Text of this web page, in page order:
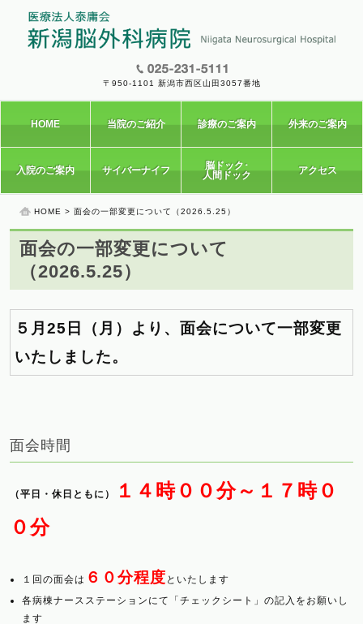
〒950-1101 新潟市西区山田3057番地
HOME 当院のご紹介 診療のご案内 外来のご案内
入院のご案内 サイバーナイフ
脳ドック･
人間ドック
アクセス
HOME > 面会の一部変更について（2026.5.25）
面会の一部変更について
（2026.5.25）
５月25日（月）より、面会について一部変更
いたしました。
面会時間
（平日・休日ともに）
１４時００分～１７時０
０分
１回の面会は ６０分程度 といたします
各病棟ナースステーションにて「チェックシート」の記入をお願いし
ます